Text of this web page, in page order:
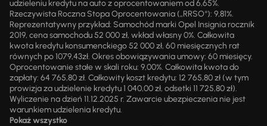
udzieleniu kredytu na auto z oprocentowaniem od 6,65%.
Rzeczywista Roczna Stopa Oprocentowania („RRSO“): 9,81%.
Reprezentatywny przykład: Samochód marki Opel Insignia rocznik
2019, cena samochodu 52 000 zł, wkład własny 0%. Całkowita
kwota kredytu konsumenckiego 52 000 zł, 60 miesięcznych rat
równych po 1079,43zł. Okres obowiązywania umowy: 60 miesięcy.
Oprocentowanie stałe w skali roku: 9,00%. Całkowita kwota do
zapłaty: 64 765,80 zł. Całkowity koszt kredytu: 12 765,80 zł (w tym
prowizja za udzielenie kredytu 1 040,00 zł, odsetki 11 725,80 zł).
Wyliczenie na dzień 11.12.2025 r. Zawarcie ubezpieczenia nie jest
warunkiem udzielenia kredytu.
Pokaż wszystko